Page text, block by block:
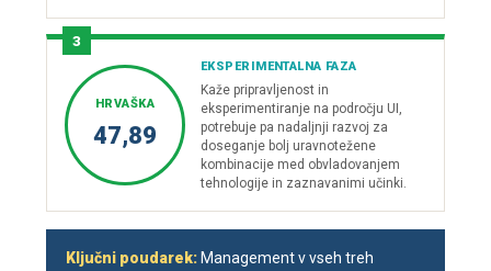
3
HRVAŠKA
47,89
EKSPERIMENTALNA FAZA
Kaže pripravljenost in
eksperimentiranje na področju UI,
potrebuje pa nadaljnji razvoj za
doseganje bolj uravnotežene
kombinacije med obvladovanjem
tehnologije in zaznavanimi učinki.
Ključni poudarek: Management v vseh treh